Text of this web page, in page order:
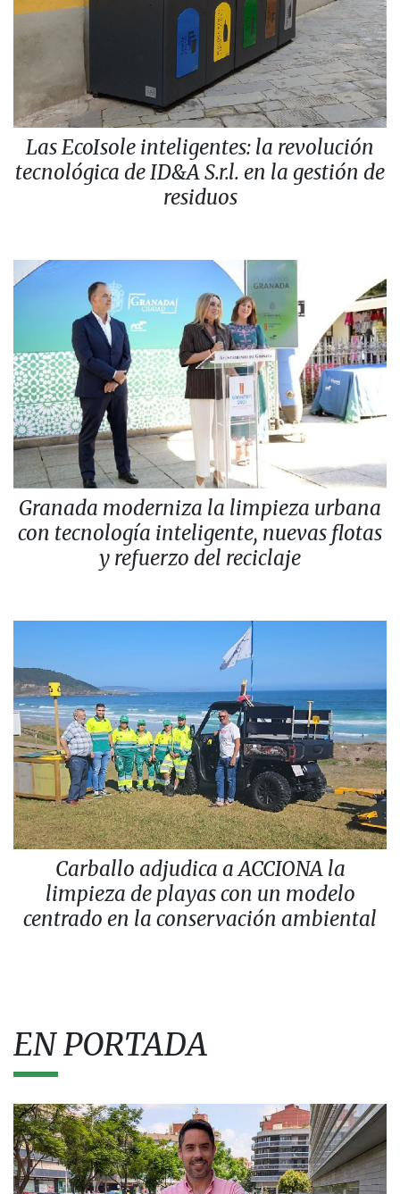
Las EcoIsole inteligentes: la revolución
tecnológica de ID&A S.r.l. en la gestión de
residuos
Granada moderniza la limpieza urbana
con tecnología inteligente, nuevas flotas
y refuerzo del reciclaje
Carballo adjudica a ACCIONA la
limpieza de playas con un modelo
centrado en la conservación ambiental
EN PORTADA